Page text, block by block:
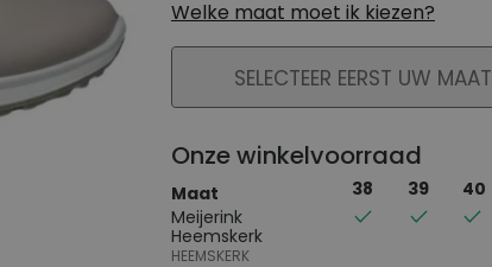
Welke maat moet ik kiezen?
PLAATS IN WINKELMAND
SELECTEER EERST UW MAAT
Onze winkelvoorraad
Maat 38 39 40
Meijerink
Heemskerk
HEEMSKERK